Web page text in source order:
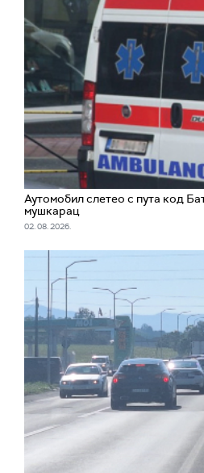
Аутомобил слетео с пута код
мушкарац
02. 08. 2026.